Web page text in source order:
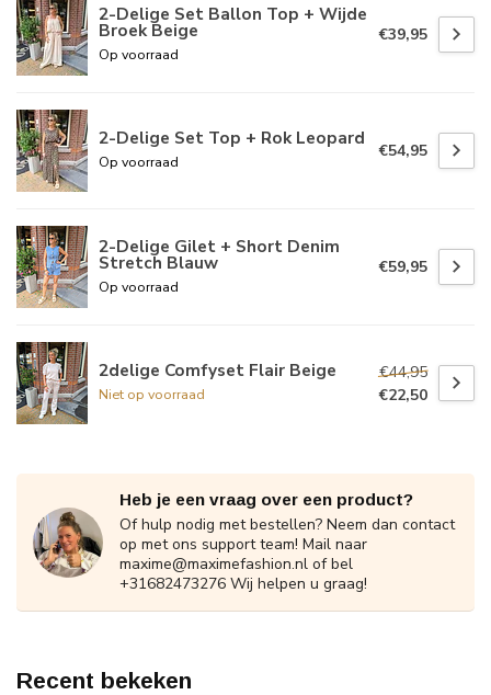
2-Delige Set Ballon Top + Wijde
Broek Beige
Op voorraad
€39,95
2-Delige Set Top + Rok Leopard
Op voorraad
€54,95
2-Delige Gilet + Short Denim
Stretch Blauw
Op voorraad
€59,95
2delige Comfyset Flair Beige
Niet op voorraad
€44,95
€22,50
Heb je een vraag over een product?
Of hulp nodig met bestellen? Neem dan contact
op met ons support team! Mail naar
maxime@maximefashion.nl of bel
+31682473276 Wij helpen u graag!
Recent bekeken